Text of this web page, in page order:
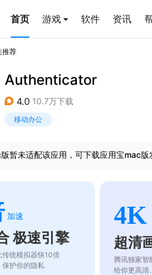
首页 游戏 软件 资讯
推荐
Authenticator
4.0 10.7万下载
移动办公
暂未适配该应用，可下载应用宝mac版
加速
极速引擎
统模拟器快10倍
保护你的隐私
4K
超清
腾讯独家智
给你更高清